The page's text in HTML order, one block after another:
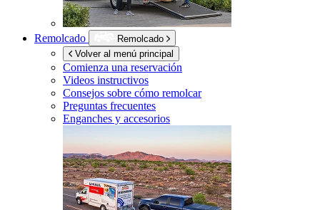
Remolcado
Remolcado
Volver al menú principal
Comienza una reservación
Videos instructivos
Consejos sobre cómo remolcar
Preguntas frecuentes
Enganches y accesorios